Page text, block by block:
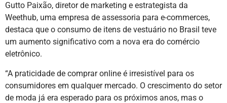
Gutto Paixão, diretor de marketing e estrategista da
Weethub, uma empresa de assessoria para e-commerces,
destaca que o consumo de itens de vestuário no Brasil teve
um aumento significativo com a nova era do comércio
eletrônico.
“A praticidade de comprar online é irresistível para os
consumidores em qualquer mercado. O crescimento do setor
de moda já era esperado para os próximos anos, mas o